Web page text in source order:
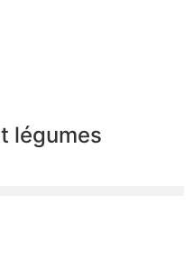
légumes